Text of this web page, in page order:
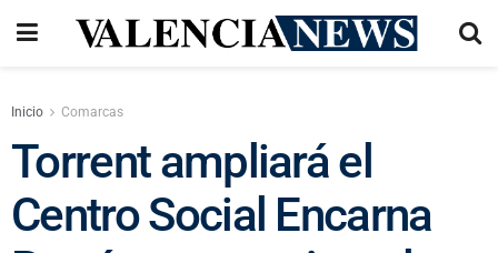
Inicio Comarcas
Torrent ampliará el
Centro Social Encarna